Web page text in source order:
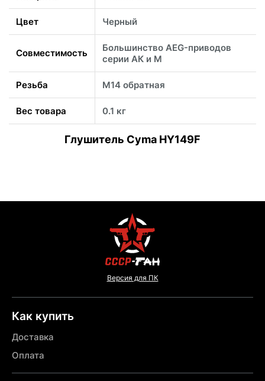
Цвет Черный
Совместимость
Большинство AEG-приводов
серии АК и М
Резьба М14 обратная
Вес товара 0.1 кг
Глушитель Cyma HY149F
Версия для ПК
Как купить
Доставка
Оплата